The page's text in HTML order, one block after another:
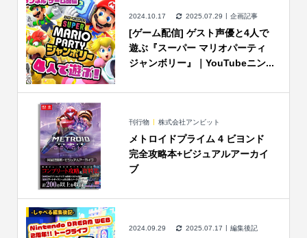
2024.10.17 2025.07.29 企画記事
[ゲーム配信] ゲスト声優と4人で
遊ぶ『スーパー マリオパーティ
ジャンボリー』｜YouTubeニン...
刊行物 株式会社アンビット
メトロイドプライム 4 ビヨンド
完全攻略本+ビジュアルアーカイ
ブ
2024.09.29 2025.07.17 編集後記